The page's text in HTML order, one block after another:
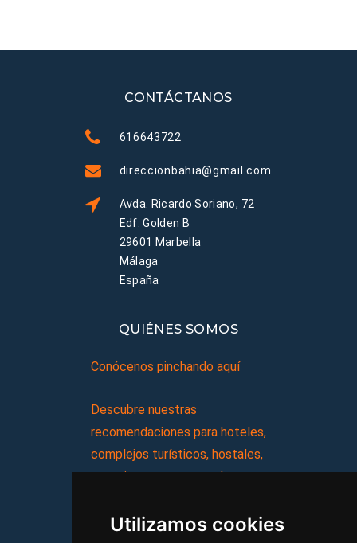
Utilizamos cookies
CONTÁCTANOS
616643722
direccionbahia@gmail.com
Avda. Ricardo Soriano, 72
Edf. Golden B
29601 Marbella
Málaga
España
QUIÉNES SOMOS
Conócenos pinchando aquí
Descubre nuestras
recomendaciones para hoteles,
complejos turísticos, hostales,
vacaciones, paquetes de